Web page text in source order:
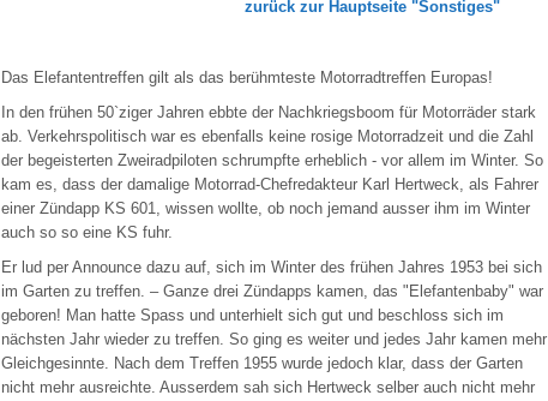
zurück zur Hauptseite "Sonstiges"
Das Elefantentreffen gilt als das berühmteste Motorradtreffen Europas!
In den frühen 50`ziger Jahren ebbte der Nachkriegsboom für Motorräder stark
ab. Verkehrspolitisch war es ebenfalls keine rosige Motorradzeit und die Zahl
der begeisterten Zweiradpiloten schrumpfte erheblich - vor allem im Winter. So
kam es, dass der damalige Motorrad-Chefredakteur Karl Hertweck, als Fahrer
einer Zündapp KS 601, wissen wollte, ob noch jemand ausser ihm im Winter
auch so so eine KS fuhr.
Er lud per Announce dazu auf, sich im Winter des frühen Jahres 1953 bei sich
im Garten zu treffen. – Ganze drei Zündapps kamen, das "Elefantenbaby" war
geboren! Man hatte Spass und unterhielt sich gut und beschloss sich im
nächsten Jahr wieder zu treffen. So ging es weiter und jedes Jahr kamen mehr
Gleichgesinnte. Nach dem Treffen 1955 wurde jedoch klar, dass der Garten
nicht mehr ausreichte. Ausserdem sah sich Hertweck selber auch nicht mehr